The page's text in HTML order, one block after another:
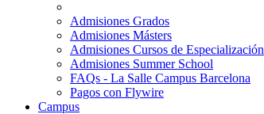
Admisiones Grados
Admisiones Másters
Admisiones Cursos de Especialización
Admisiones Summer School
FAQs - La Salle Campus Barcelona
Pagos con Flywire
Campus